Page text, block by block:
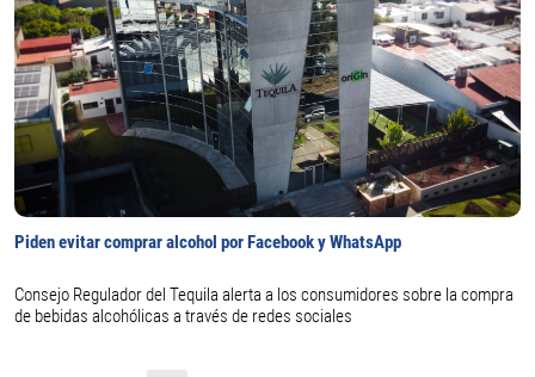
Piden evitar comprar alcohol por Facebook y WhatsApp
Consejo Regulador del Tequila alerta a los consumidores sobre la compra
de bebidas alcohólicas a través de redes sociales